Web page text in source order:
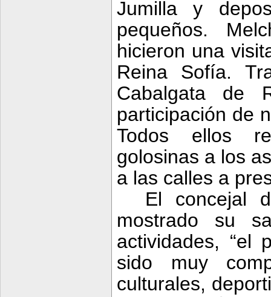
Jumilla y
pequeños.
hicieron una
Reina Sofía.
Cabalgatade
participación de
Todos ellos
golosinas a los
a las calles a
El concejal
mostrado su
actividades, “el
sido muy
culturales,